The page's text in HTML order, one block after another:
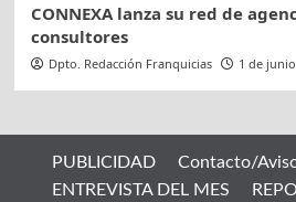
CONNEXA lanza su red de
consultores
Dpto. Redacción Franquicias 1 de
PUBLICIDAD Contacto/Aviso
ENTREVISTA DEL MES